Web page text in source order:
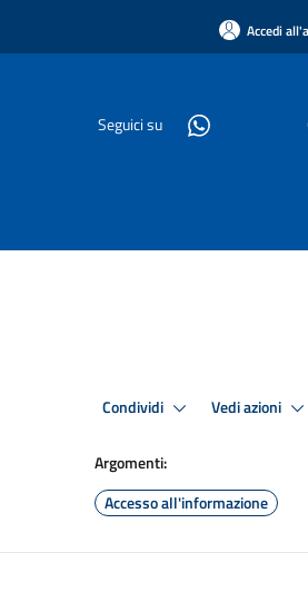
Accedi
Seguici su
Condividi Vedi azioni
Argomenti:
Accesso all'informazione